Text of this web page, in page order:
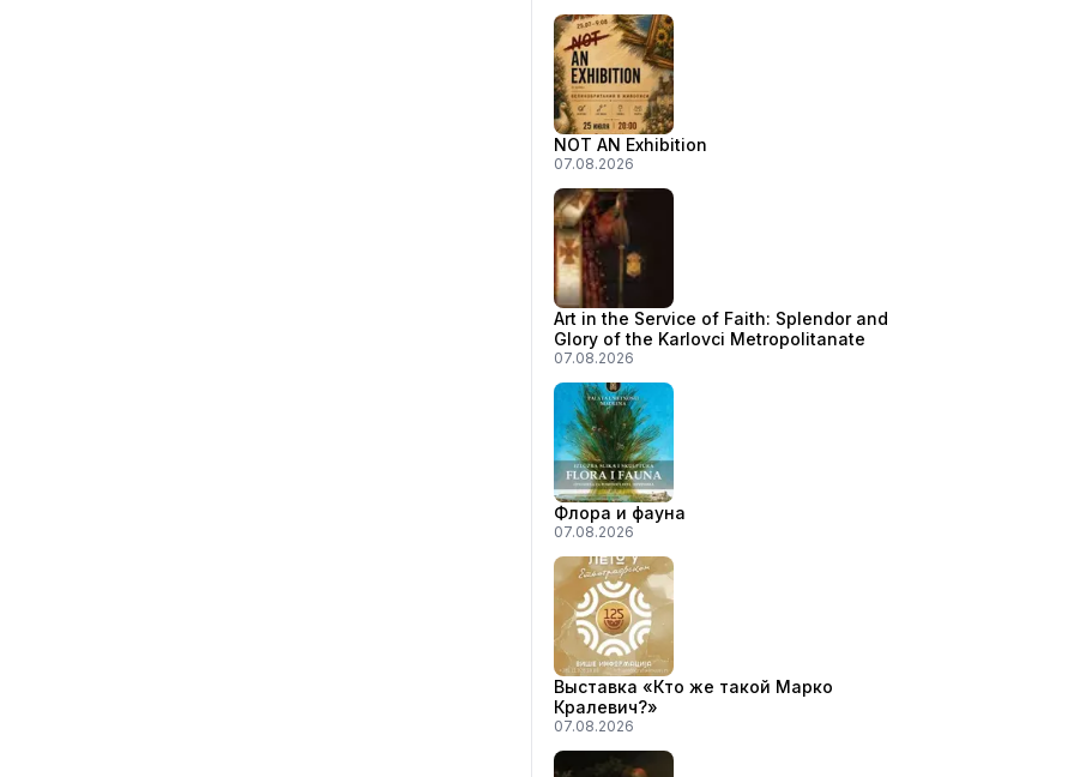
NOT AN Exhibition
07.08.2026
Art in the Service of Faith: Splendor and
Glory of the Karlovci Metropolitanate
07.08.2026
Флора и фауна
07.08.2026
Выставка «Кто же такой Марко
Кралевич?»
07.08.2026